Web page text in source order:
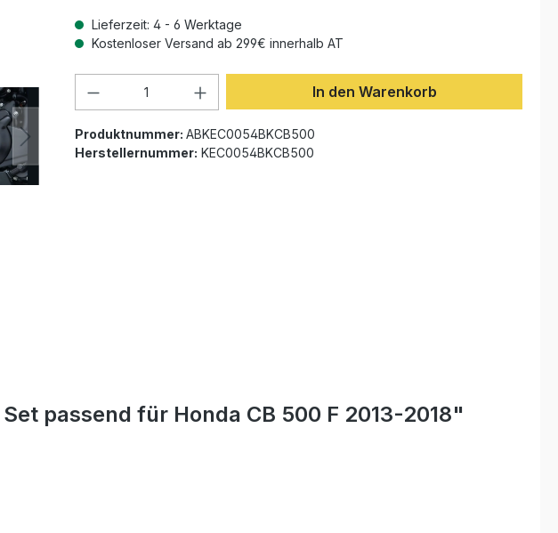
Lieferzeit: 4 - 6 Werktage
Kostenloser Versand ab 299€ innerhalb AT
Produkt Anzahl: Gib den gewünschten Wert
In den Warenkorb
Produktnummer: ABKEC0054BKCB500
Herstellernummer: KEC0054BKCB500
passend für Honda CB 500 F 2013-2018"